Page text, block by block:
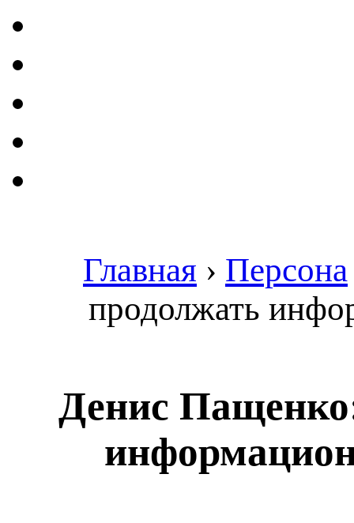
Главная › Персона
продолжать
Денис